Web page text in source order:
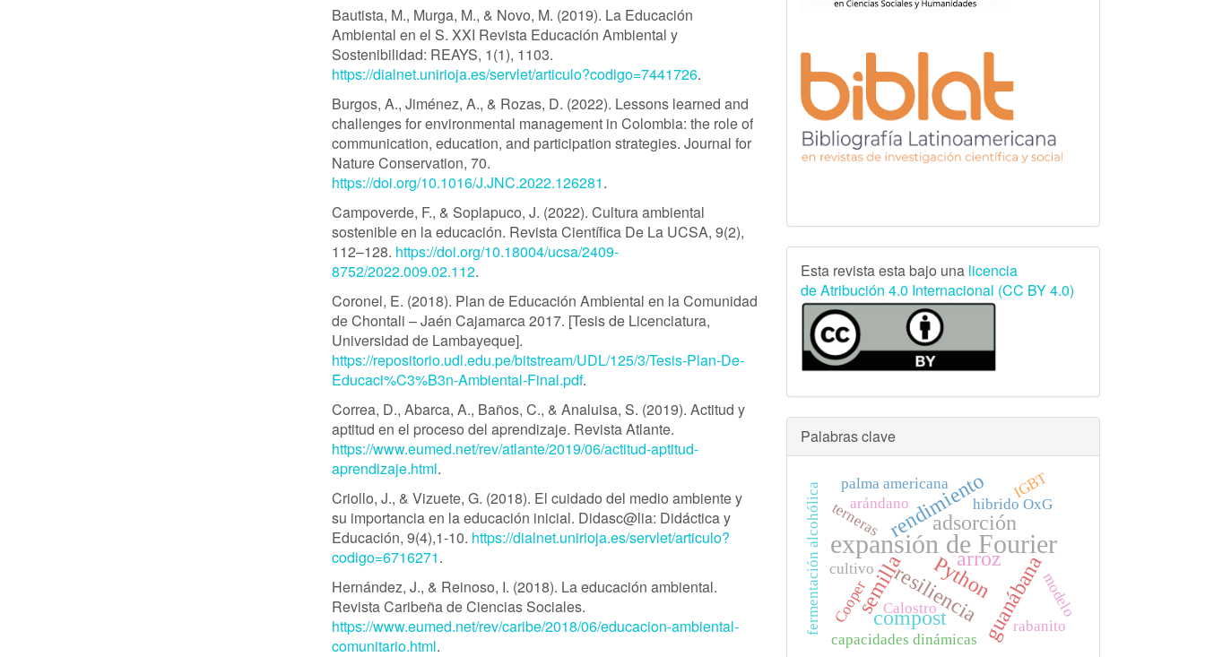
Bautista, M., Murga, M., & Novo, M. (2019). La Educación
Ambiental en el S. XXI Revista Educación Ambiental y
Sostenibilidad: REAYS, 1(1), 1103.
https://dialnet.unirioja.es/servlet/articulo?codigo=7441726.
Burgos, A., Jiménez, A., & Rozas, D. (2022). Lessons learned and
challenges for environmental management in Colombia: the role of
communication, education, and participation strategies. Journal for
Nature Conservation, 70.
https://doi.org/10.1016/J.JNC.2022.126281.
Campoverde, F., & Soplapuco, J. (2022). Cultura ambiental
sostenible en la educación. Revista Científica De La UCSA, 9(2),
112–128. https://doi.org/10.18004/ucsa/2409-
8752/2022.009.02.112.
Coronel, E. (2018). Plan de Educación Ambiental en la Comunidad
de Chontali – Jaén Cajamarca 2017. [Tesis de Licenciatura,
Universidad de Lambayeque].
https://repositorio.udl.edu.pe/bitstream/UDL/125/3/Tesis-Plan-De-
Educaci%C3%B3n-Ambiental-Final.pdf.
Correa, D., Abarca, A., Baños, C., & Analuisa, S. (2019). Actitud y
aptitud en el proceso del aprendizaje. Revista Atlante.
https://www.eumed.net/rev/atlante/2019/06/actitud-aptitud-
aprendizaje.html.
Criollo, J., & Vizuete, G. (2018). El cuidado del medio ambiente y
su importancia en la educación inicial. Didasc@lia: Didáctica y
Educación, 9(4),1-10. https://dialnet.unirioja.es/servlet/articulo?
codigo=6716271.
Hernández, J., & Reinoso, I. (2018). La educación ambiental.
Revista Caribeña de Ciencias Sociales.
https://www.eumed.net/rev/caribe/2018/06/educacion-ambiental-
comunitario.html.
Creative
Commons
Esta revista esta bajo una licencia
deAtribución 4.0 Internacional (CC BY 4.0)
Palabras clave
expansión de Fourier
resiliencia
rendimiento
Pythonguanábana
compost
adsorción
semilla arroz
capacidades dinámicas
fermentación alcohólica Calostro
terneras
palma americana
hibrido OxG
cultivo
arándano
modelo
Cooper
IGBT
rabanito